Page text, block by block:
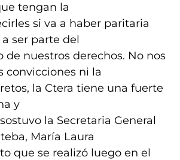
tengan la
si va a haber paritaria
ser parte del
de nuestros derechos. No nos
convicciones ni la
la Ctera tiene una fuerte
y
la Secretaria General
María Laura
que se realizó luego en el